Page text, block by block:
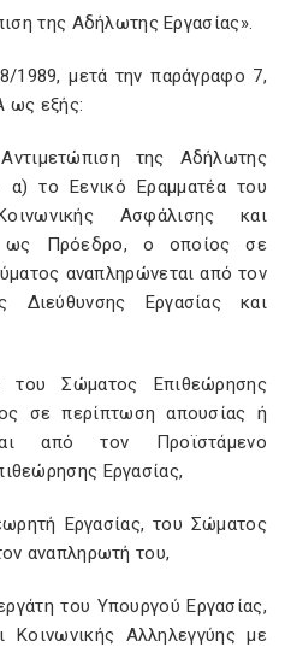
της Αδήλωτης Εργασίας».
1989, μετά την παράγραφο 7,
ως εξής:
της Αδήλωτης
α) το Εενικό Εραμματέα του
Ασφάλισης και
ως Πρόεδρο, ο οποίος σε
αναπληρώνεται από τον
Διεύθυνσης Εργασίας και
του Σώματος Επιθεώρησης
σε περίπτωση απουσίας ή
από τον Προϊστάμενο
Εργασίας,
Εργασίας, του Σώματος
αναπληρωτή του,
του Υπουργού Εργασίας,
Κοινωνικής Αλληλεγγύης με